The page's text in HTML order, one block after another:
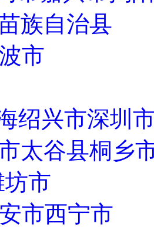
族自治县
市
绍兴市深圳
太谷县桐乡
坊市
市西宁市